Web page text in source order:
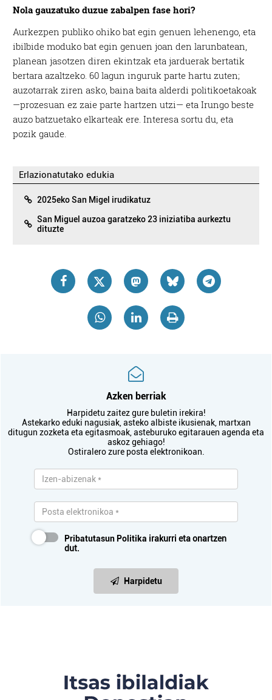
Nola gauzatuko duzue zabalpen fase hori?
Aurkezpen publiko ohiko bat egin genuen lehenengo, eta
ibilbide moduko bat egin genuen joan den larunbatean,
planean jasotzen diren ekintzak eta jarduerak bertatik
bertara azaltzeko. 60 lagun inguruk parte hartu zuten;
auzotarrak ziren asko, baina baita alderdi politikoetakoak
—prozesuan ez zaie parte hartzen utzi— eta Irungo beste
auzo batzuetako elkarteak ere. Interesa sortu du, eta
pozik gaude.
Erlazionatutako edukia
2025eko San Migel irudikatuz
San Miguel auzoa garatzeko 23 iniziatiba aurkeztu
dituzte
Azken berriak
Harpidetu zaitez gure buletin irekira!
Astekarko eduki nagusiak, asteko albiste ikusienak, martxan
ditugun zozketa eta egitasmoak, asteburuko egitarauen agenda eta
askoz gehiago!
Ostiralero zure posta elektronikoan.
Pribatutasun Politika irakurri eta onartzen
dut.
Harpidetu